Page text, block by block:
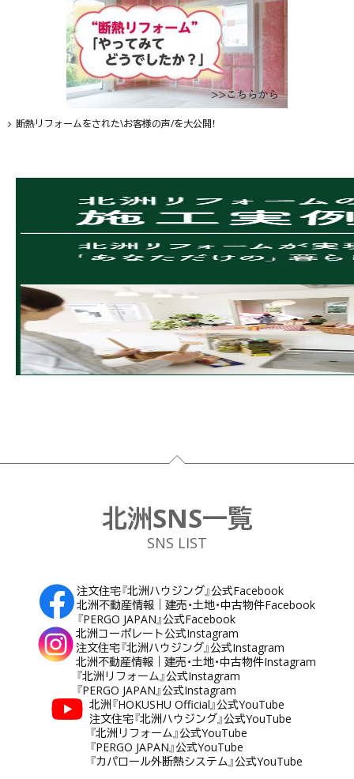
断熱リフォームをされた\お客様の声/を大公開！
フッター
北洲SNS一覧
SNS LIST
注文住宅『北洲ハウジング』公式Facebook
北洲不動産情報｜建売・土地・中古物件Facebook
『PERGO JAPAN』公式Facebook
北洲コーポレート公式Instagram
注文住宅『北洲ハウジング』公式Instagram
北洲不動産情報｜建売・土地・中古物件Instagram
『北洲リフォーム』公式Instagram
『PERGO JAPAN』公式Instagram
北洲『HOKUSHU Official』公式YouTube
注文住宅『北洲ハウジング』公式YouTube
『北洲リフォーム』公式YouTube
『PERGO JAPAN』公式YouTube
『カパロール外断熱システム』公式YouTube